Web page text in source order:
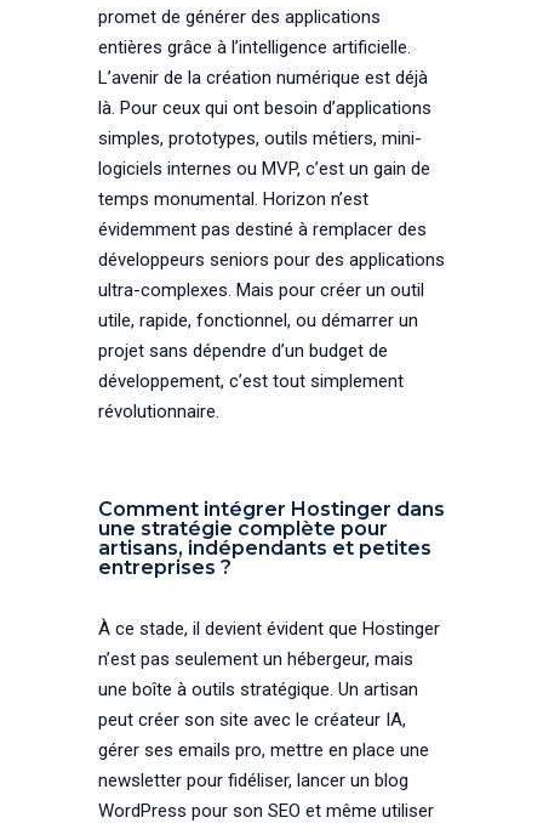
promet de générer des applications
entières grâce à l’intelligence artificielle.
L’avenir de la création numérique est déjà
là. Pour ceux qui ont besoin d’applications
simples, prototypes, outils métiers, mini-
logiciels internes ou MVP, c’est un gain de
temps monumental. Horizon n’est
évidemment pas destiné à remplacer des
développeurs seniors pour des applications
ultra-complexes. Mais pour créer un outil
utile, rapide, fonctionnel, ou démarrer un
projet sans dépendre d’un budget de
développement, c’est tout simplement
révolutionnaire.
Comment intégrer Hostinger dans
une stratégie complète pour
artisans, indépendants et petites
entreprises ?
À ce stade, il devient évident que Hostinger
n’est pas seulement un hébergeur, mais
une boîte à outils stratégique. Un artisan
peut créer son site avec le créateur IA,
gérer ses emails pro, mettre en place une
newsletter pour fidéliser, lancer un blog
WordPress pour son SEO et même utiliser